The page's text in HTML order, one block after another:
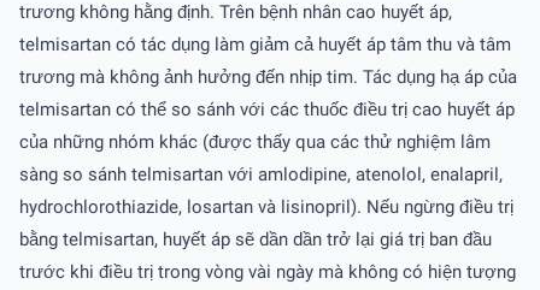
trương không hằng định. Trên bệnh nhân cao huyết áp,
telmisartan có tác dụng làm giảm cả huyết áp tâm thu và tâm
trương mà không ảnh hưởng đến nhịp tim. Tác dụng hạ áp của
telmisartan có thể so sánh với các thuốc điều trị cao huyết áp
của những nhóm khác (được thấy qua các thử nghiệm lâm
sàng so sánh telmisartan với amlodipine, atenolol, enalapril,
hydrochlorothiazide, losartan và lisinopril). Nếu ngừng điều trị
bằng telmisartan, huyết áp sẽ dần dần trở lại giá trị ban đầu
trước khi điều trị trong vòng vài ngày mà không có hiện tượng